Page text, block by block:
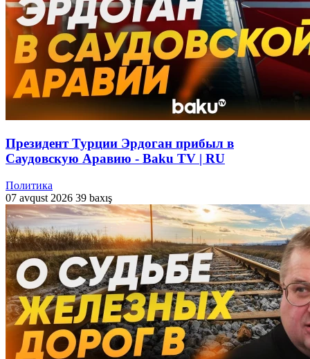
Президент Турции Эрдоган прибыл в
Саудовскую Аравию - Baku TV | RU
Политика
07 avqust 2026 39 baxış